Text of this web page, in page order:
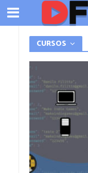
CURSOS